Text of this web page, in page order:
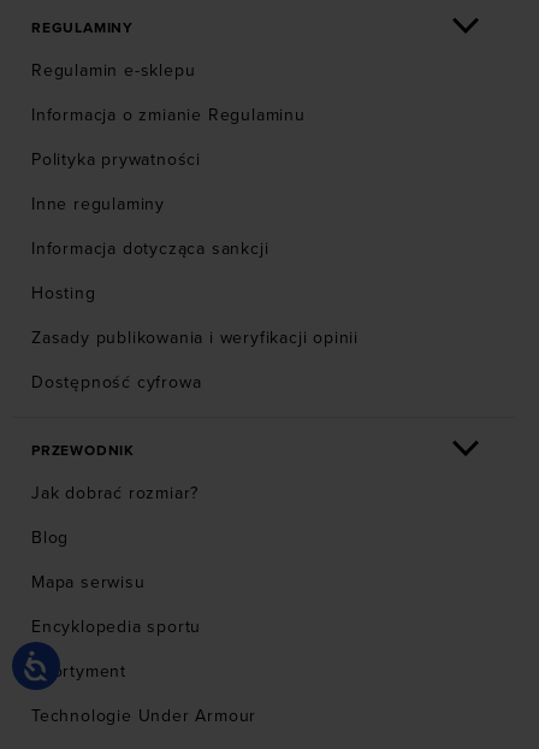
REGULAMINY
Regulamin e-sklepu
Informacja o zmianie Regulaminu
Polityka prywatności
Inne regulaminy
Informacja dotycząca sankcji
Hosting
Zasady publikowania i weryfikacji opinii
Dostępność cyfrowa
PRZEWODNIK
Jak dobrać rozmiar?
Blog
Mapa serwisu
Encyklopedia sportu
Asortyment
Technologie Under Armour